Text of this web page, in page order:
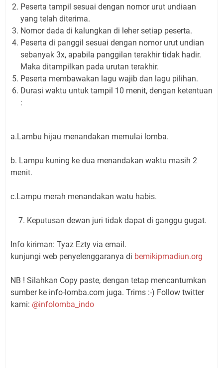
Peserta tampil sesuai dengan nomor urut undiaan
yang telah diterima.
Nomor dada di kalungkan di leher setiap peserta.
Peserta di panggil sesuai dengan nomor urut undian
sebanyak 3x, apabila panggilan terakhir tidak hadir.
Maka ditampilkan pada urutan terakhir.
Peserta membawakan lagu wajib dan lagu pilihan.
Durasi waktu untuk tampil 10 menit, dengan ketentuan
:
a.Lambu hijau menandakan memulai lomba.
b. Lampu kuning ke dua menandakan waktu masih 2
menit.
c.Lampu merah menandakan watu habis.
7. Keputusan dewan juri tidak dapat di ganggu gugat.
Info kiriman: Tyaz Ezty via email.
kunjungi web penyelenggaranya di bemikipmadiun.org
NB ! Silahkan Copy paste, dengan tetap mencantumkan
sumber ke info-lomba.com juga. Trims :-) Follow twitter
kami: @infolomba_indo